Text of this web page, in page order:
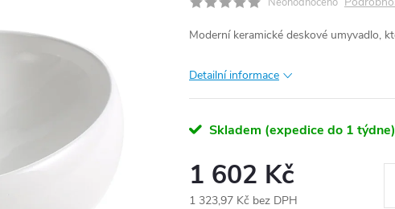
Moderní keramické deskové umyvadlo,
Detailní informace
Skladem (expedice do 1 týdne)
1 602 Kč
1 323,97 Kč bez DPH